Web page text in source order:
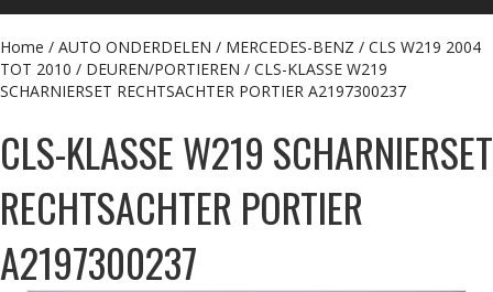
Home / AUTO ONDERDELEN / MERCEDES-BENZ / CLS W219 2004
TOT 2010 / DEUREN/PORTIEREN / CLS-KLASSE W219
SCHARNIERSET RECHTSACHTER PORTIER A2197300237
CLS-KLASSE W219 SCHARNIERSET
RECHTSACHTER PORTIER
A2197300237